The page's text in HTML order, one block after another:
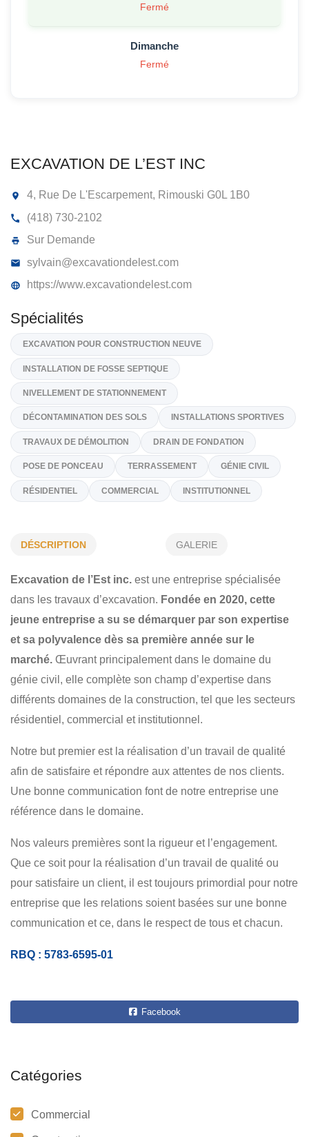
EXCAVATION DE L’EST INC
(418) 730-2102
Sur Demande
sylvain@excavationdelest.com
https://www.excavationdelest.com
Spécialités
EXCAVATION POUR CONSTRUCTION NEUVE
INSTALLATION DE FOSSE SEPTIQUE
DÉCONTAMINATION DES SOLS INSTALLATIONS SPORTIVES
POSE DE PONCEAU TERRASSEMENT GÉNIE CIVIL
RÉSIDENTIEL COMMERCIAL INSTITUTIONNEL
DÉSCRIPTION GALERIE
Excavation de l’Est inc. est une entreprise spécialisée
dans les travaux d’excavation. Fondée en 2020, cette
jeune entreprise a su se démarquer par son expertise
et sa polyvalence dès sa première année sur le
marché. Œuvrant principalement dans le domaine du
génie civil, elle complète son champ d’expertise dans
différents domaines de la construction, tel que les secteurs
résidentiel, commercial et institutionnel.
Notre but premier est la réalisation d’un travail de qualité
afin de satisfaire et répondre aux attentes de nos clients.
Une bonne communication font de notre entreprise une
référence dans le domaine.
Nos valeurs premières sont la rigueur et l’engagement.
Que ce soit pour la réalisation d’un travail de qualité ou
pour satisfaire un client, il est toujours primordial pour notre
entreprise que les relations soient basées sur une bonne
communication et ce, dans le respect de tous et chacun.
RBQ : 5783-6595-01
Facebook
Catégories
Commercial
Fermé
Dimanche
Fermé